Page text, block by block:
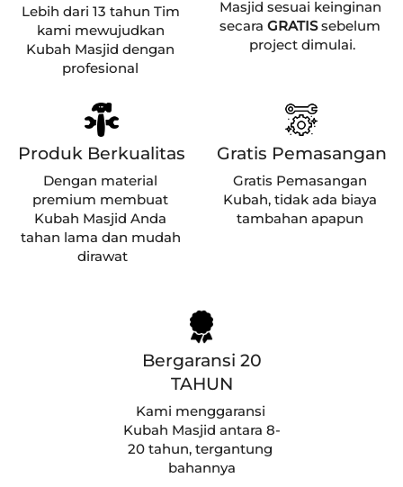
Lebih dari 13 tahun Tim
kami mewujudkan
Kubah Masjid dengan
profesional
Masjid sesuai keinginan
secara GRATIS sebelum
project dimulai.
Produk Berkualitas
Dengan material
premium membuat
Kubah Masjid Anda
tahan lama dan mudah
dirawat
Gratis Pemasangan
Gratis Pemasangan
Kubah, tidak ada biaya
tambahan apapun
Bergaransi 20
TAHUN
Kami menggaransi
Kubah Masjid antara 8-
20 tahun, tergantung
bahannya